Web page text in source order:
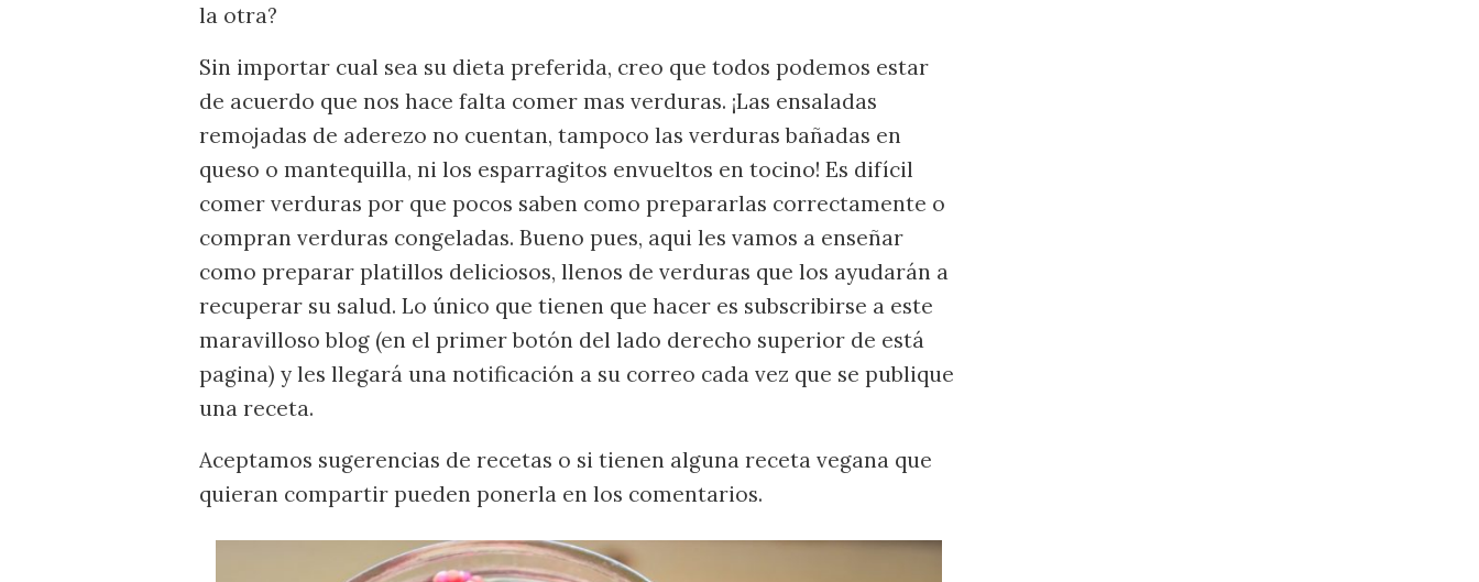
la otra?
Sin importar cual sea su dieta preferida, creo que todos podemos estar
de acuerdo que nos hace falta comer mas verduras. ¡Las ensaladas
remojadas de aderezo no cuentan, tampoco las verduras bañadas en
queso o mantequilla, ni los esparragitos envueltos en tocino! Es difícil
comer verduras por que pocos saben como prepararlas correctamente o
compran verduras congeladas. Bueno pues, aqui les vamos a enseñar
como preparar platillos deliciosos, llenos de verduras que los ayudarán a
recuperar su salud. Lo único que tienen que hacer es subscribirse a este
maravilloso blog (en el primer botón del lado derecho superior de está
pagina) y les llegará una notificación a su correo cada vez que se publique
una receta.
Aceptamos sugerencias de recetas o si tienen alguna receta vegana que
quieran compartir pueden ponerla en los comentarios.